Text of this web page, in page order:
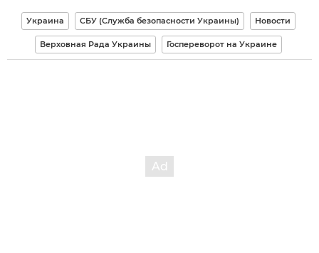
Украина СБУ (Служба безопасности Украины) Новости
Верховная Рада Украины Госпереворот на Украине